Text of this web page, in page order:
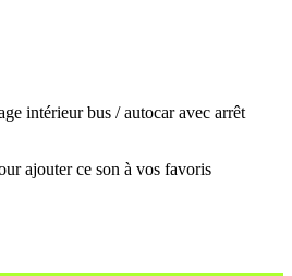
intérieur bus / autocar avec arrêt